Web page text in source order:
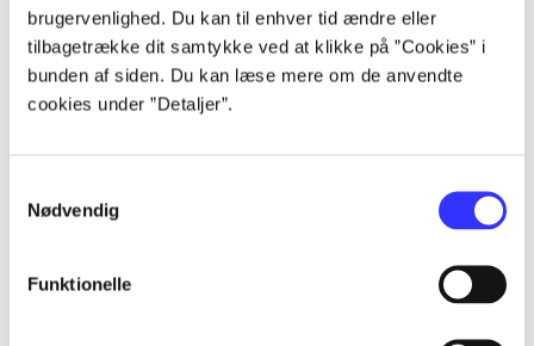
brugervenlighed. Du kan til enhver tid ændre eller
tilbagetrække dit samtykke ved at klikke på ”Cookies” i
bunden af siden. Du kan læse mere om de anvendte
cookies under ”Detaljer”.
Nødvendig
Funktionelle
...
...
...